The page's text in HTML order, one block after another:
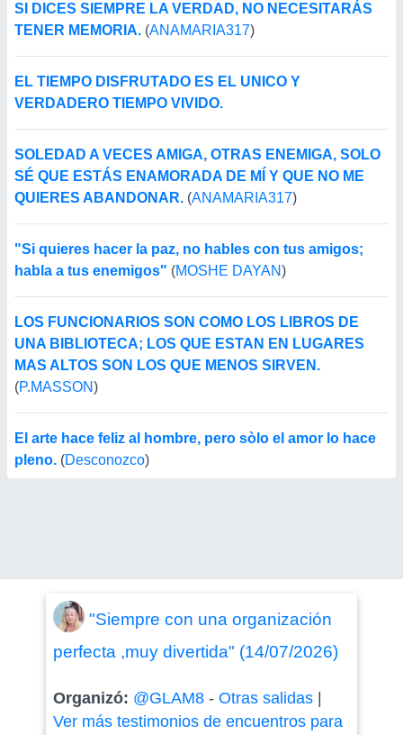
SI DICES SIEMPRE LA VERDAD, NO NECESITARÁS
TENER MEMORIA. (ANAMARIA317)
EL TIEMPO DISFRUTADO ES EL UNICO Y
VERDADERO TIEMPO VIVIDO.
SOLEDAD A VECES AMIGA, OTRAS ENEMIGA, SOLO
SÉ QUE ESTÁS ENAMORADA DE MÍ Y QUE NO ME
QUIERES ABANDONAR. (ANAMARIA317)
"Si quieres hacer la paz, no hables con tus amigos;
habla a tus enemigos" (MOSHE DAYAN)
LOS FUNCIONARIOS SON COMO LOS LIBROS DE
UNA BIBLIOTECA; LOS QUE ESTAN EN LUGARES
MAS ALTOS SON LOS QUE MENOS SIRVEN.
(P.MASSON)
El arte hace feliz al hombre, pero sòlo el amor lo hace
pleno. (Desconozco)
"Siempre con una organización
perfecta ,muy divertida" (14/07/2026)
Organizó: @GLAM8- Otras salidas|
Ver más testimonios de encuentros para